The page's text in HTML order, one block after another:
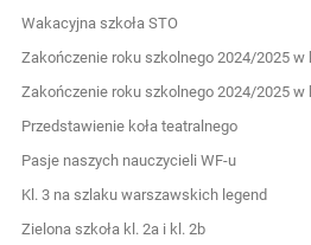
Wakacyjna szkoła STO
Zakończenie roku szkolnego 2024/2025 w
Zakończenie roku szkolnego 2024/2025 w
Przedstawienie koła teatralnego
Pasje naszych nauczycieli WF-u
Kl. 3 na szlaku warszawskich legend
Zielona szkoła kl. 2a i kl. 2b